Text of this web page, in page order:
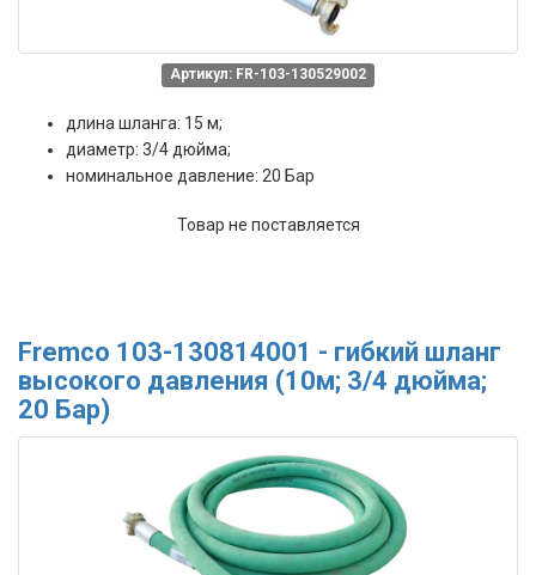
Артикул: FR-103-130529002
длина шланга: 15 м;
диаметр: 3/4 дюйма;
номинальное давление: 20 Бар
Товар не поставляется
Fremco 103-130814001 - гибкий шланг
высокого давления (10м; 3/4 дюйма;
20 Бар)